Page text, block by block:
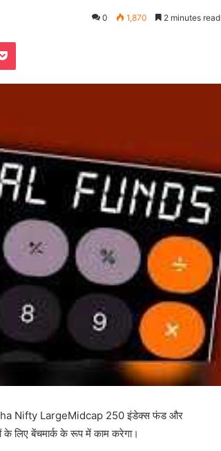
0 1,870 2 minutes read
Pocket
Nifty LargeMidcap 250 इंडेक्स फंड और
लिए बेंचमार्क के रूप में काम करेगा।